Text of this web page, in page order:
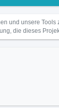
und unsere
die dieses